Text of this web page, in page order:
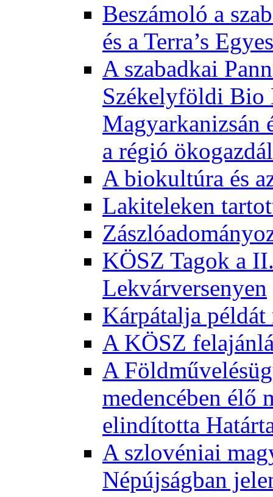
Beszámoló a
és a Terra’s
A szabadkai
Székelyföldi Bio
Magyarkanizsán
a régió
A biokultúra és
Lakiteleken
KÖSZ Tagok a
Lekvárversenyen
Kárpátalja példát
A KÖSZ
A
medencében élő
elindította
A szlovéniai
Népújságban